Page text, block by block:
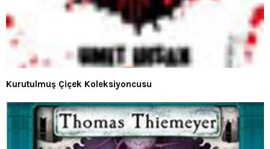
Kurutulmuş Çiçek Koleksiyoncusu